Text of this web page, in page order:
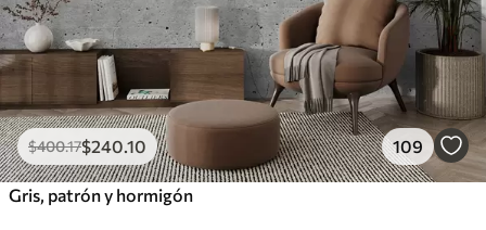
$400.17$240 .10 109
Gris, patrón y hormigón